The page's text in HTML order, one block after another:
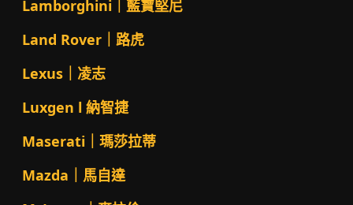
Lamborghini｜藍寶堅尼
Land Rover｜路虎
Lexus｜凌志
Luxgen l 納智捷
Maserati｜瑪莎拉蒂
Mazda｜馬自達